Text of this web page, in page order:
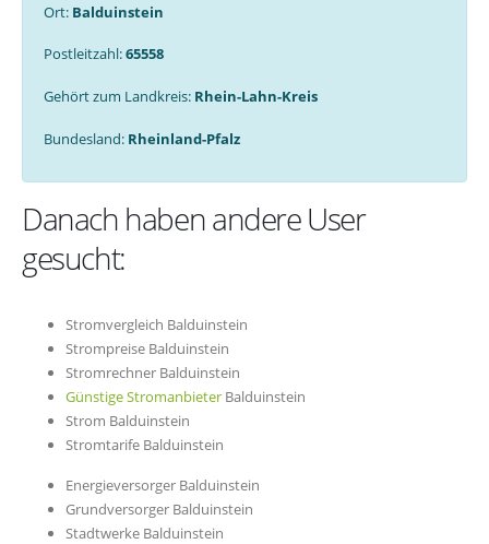
Ort: Balduinstein
Postleitzahl:65558
Gehört zum Landkreis: Rhein-Lahn-Kreis
Bundesland: Rheinland-Pfalz
Danach haben andere User
gesucht:
Stromvergleich Balduinstein
Strompreise Balduinstein
Stromrechner Balduinstein
Günstige Stromanbieter Balduinstein
Strom Balduinstein
Stromtarife Balduinstein
Energieversorger Balduinstein
Grundversorger Balduinstein
Stadtwerke Balduinstein